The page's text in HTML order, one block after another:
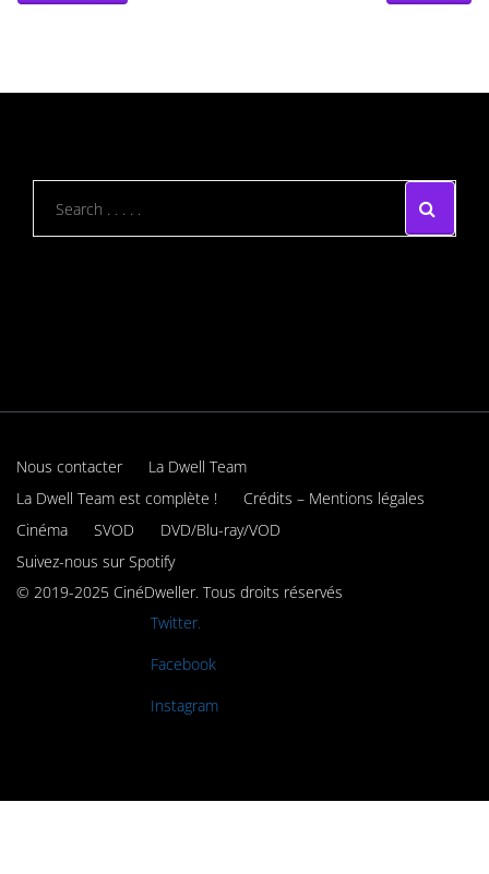
Nous contacter
La Dwell Team
La Dwell Team est complète !
Crédits – Mentions légales
Cinéma
SVOD
DVD/Blu-ray/VOD
Suivez-nous sur Spotify
© 2019-2025 CinéDweller. Tous droits réservés
Twitter.
Facebook
Instagram